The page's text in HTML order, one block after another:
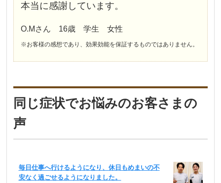
本当に感謝しています。
O.Mさん 16歳 学生 女性
※お客様の感想であり、効果効能を保証するものではありません。
同じ症状でお悩みのお客さまの
声
毎日仕事へ行けるようになり、休日もめまいの不
安なく過ごせるようになりました。